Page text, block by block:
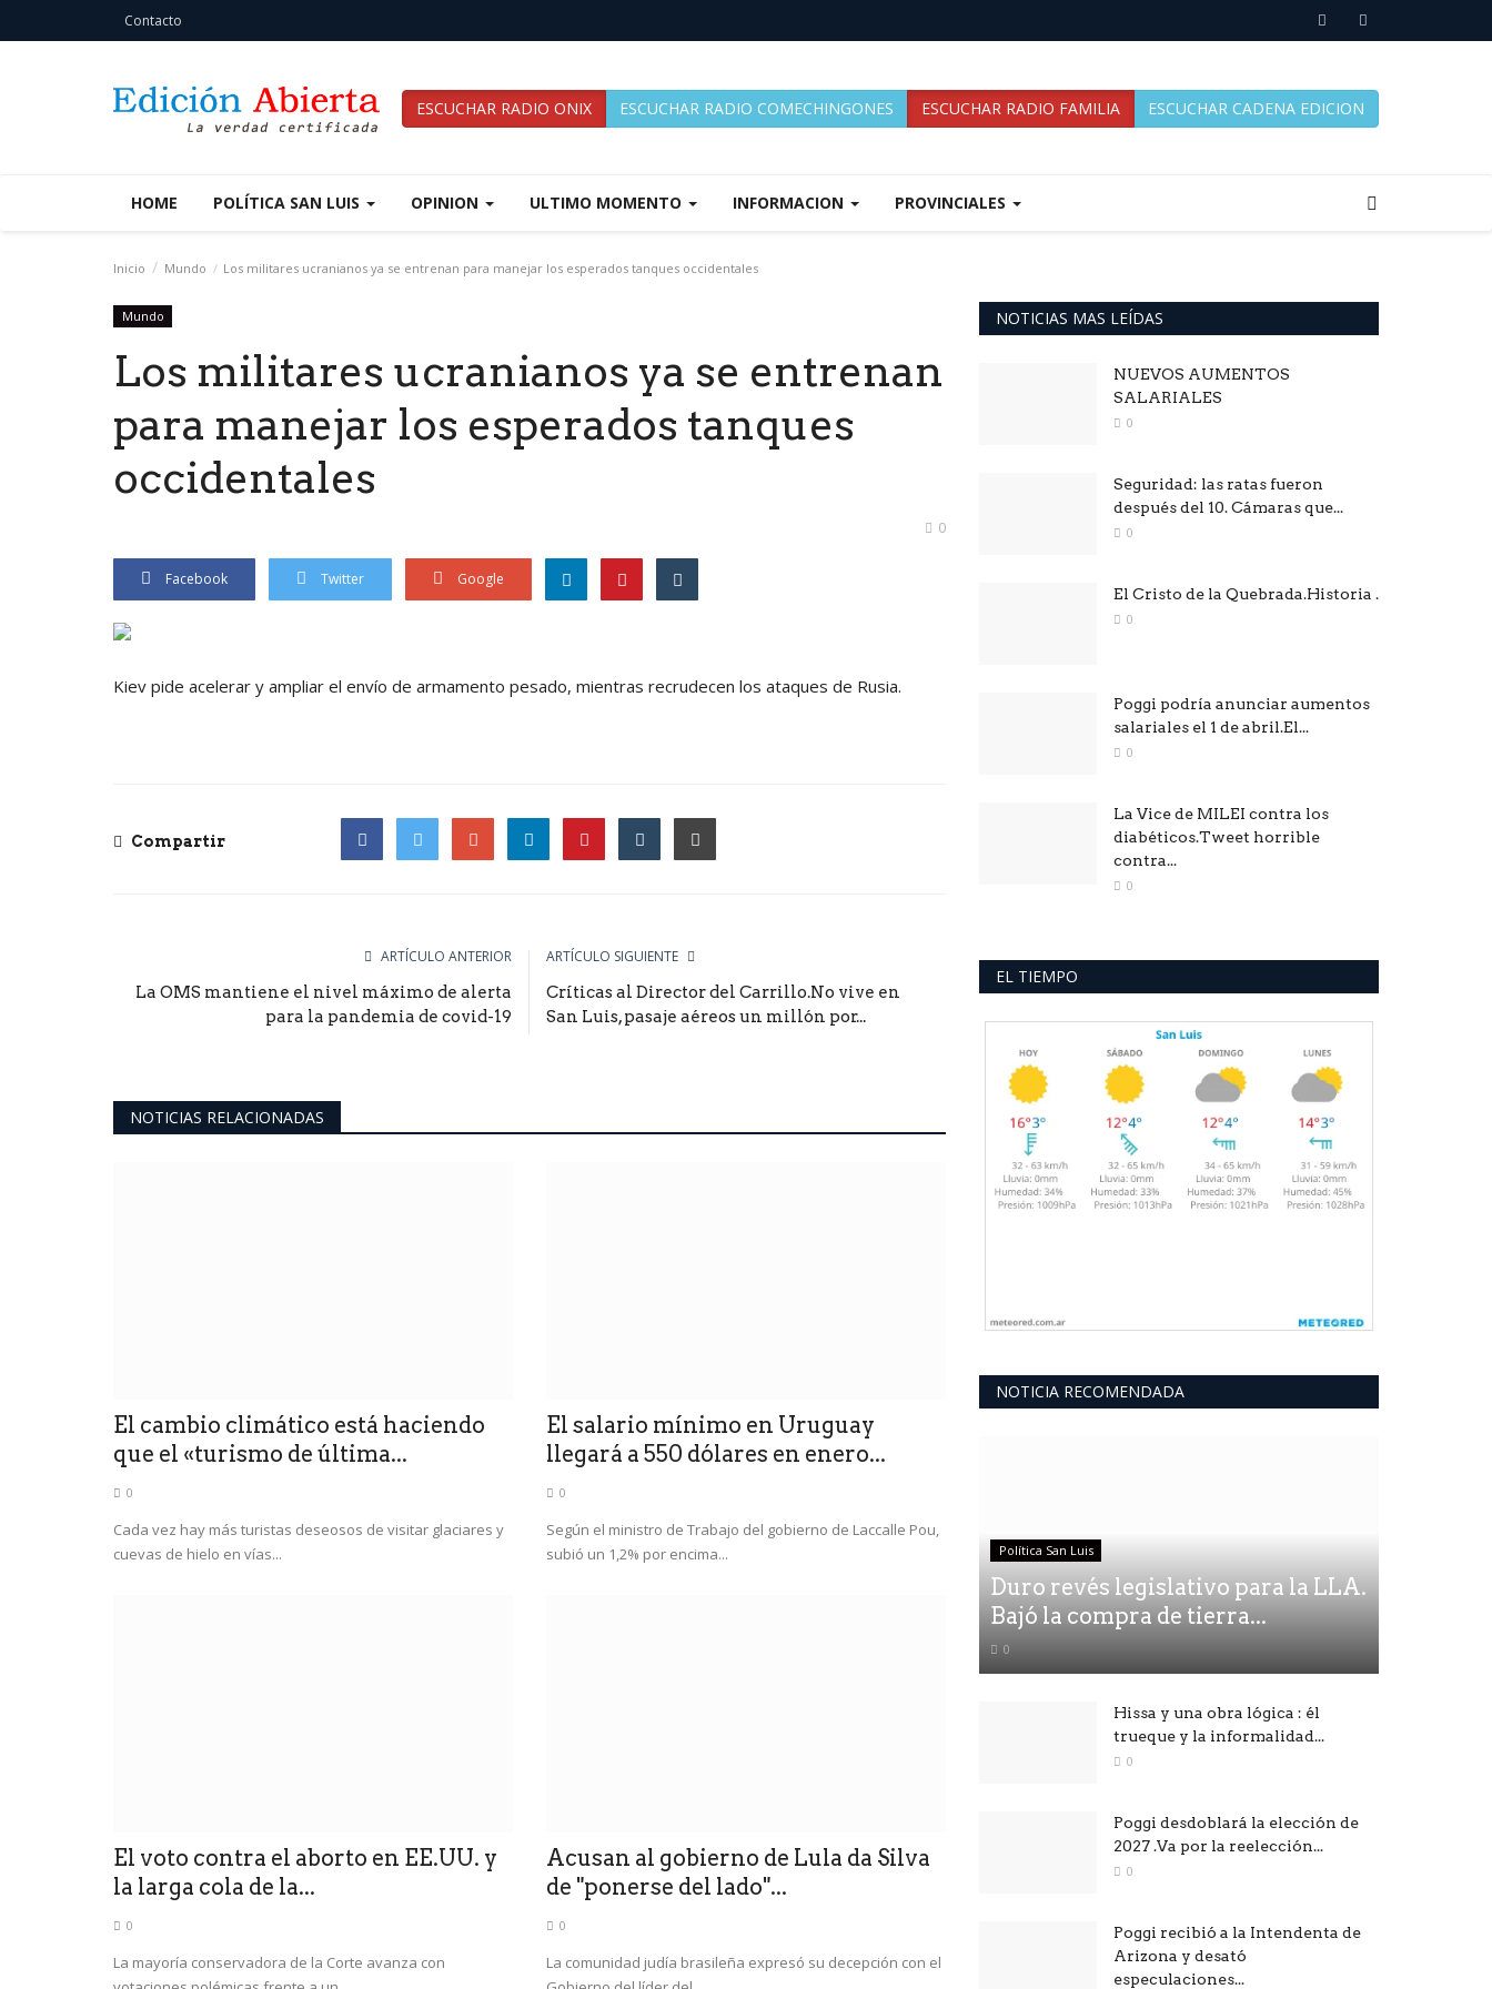
Contacto
ESCUCHAR RADIO ONIX ESCUCHAR RADIO COMECHINGONES ESCUCHAR RADIO FAMILIA ESCUCHAR CADENA EDICION
HOME POLÍTICA SAN LUIS OPINION ULTIMO MOMENTO INFORMACION PROVINCIALES
Inicio Mundo Los militares ucranianos ya se entrenan para manejar los esperados tanques occidentales
Mundo
Los militares ucranianos ya se entrenan
para manejar los esperados tanques
occidentales
0
Facebook Twitter Google
Kiev pide acelerar y ampliar el envío de armamento pesado, mientras recrudecen los ataques de Rusia.
Compartir
ARTÍCULO ANTERIOR
La OMS mantiene el nivel máximo de alerta
para la pandemia de covid-19
ARTÍCULO SIGUIENTE
Críticas al Director del Carrillo.No vive en
San Luis, pasaje aéreos un millón por...
NOTICIAS RELACIONADAS
El cambio climático está haciendo
que el «turismo de última...
0
Cada vez hay más turistas deseosos de visitar glaciares y
cuevas de hielo en vías...
El salario mínimo en Uruguay
llegará a 550 dólares en enero...
0
Según el ministro de Trabajo del gobierno de Laccalle Pou,
subió un 1,2% por encima...
El voto contra el aborto en EE.UU. y
la larga cola de la...
0
La mayoría conservadora de la Corte avanza con
Acusan al gobierno de Lula da Silva
de "ponerse del lado"...
0
La comunidad judía brasileña expresó su decepción con el
NOTICIAS MAS LEÍDAS
NUEVOS AUMENTOS
SALARIALES
0
Seguridad: las ratas fueron
después del 10. Cámaras que...
0
El Cristo de la Quebrada.Historia .
0
Poggi podría anunciar aumentos
salariales el 1 de abril.El...
0
La Vice de MILEI contra los
diabéticos.Tweet horrible
contra...
0
EL TIEMPO
NOTICIA RECOMENDADA
Política San Luis
Duro revés legislativo para la LLA.
Bajó la compra de tierra...
0
Hissa y una obra lógica : él
trueque y la informalidad...
0
Poggi desdoblará la elección de
2027 .Va por la reelección...
0
Poggi recibió a la Intendenta de
Arizona y desató
especulaciones...